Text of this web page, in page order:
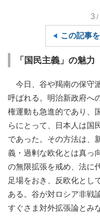
3 /
この記事
「国民主義」の魅力
今日、谷や羯南の保守
呼ばれる。明治新政府へ
権運動も急進的であり、
らにとって、日本人は国
であった。その方法は、
義・過剰な欧化とは真っ
の無限拡張を戒め、法に
足場をおき、反欧化とし
ある。谷が対ロシア非戦
すぐさま対外拡張論とみ